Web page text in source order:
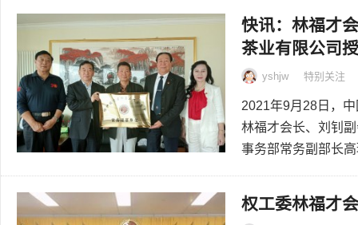
快讯：林福才
茶业有限公司
yshjw 特别关注
2021年9月28日，
林福才会长、刘钊
事务部常务副部长
权工委林福才